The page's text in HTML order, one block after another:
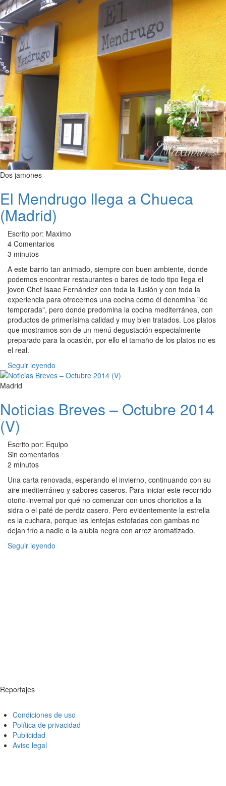
Dos jamones
El Mendrugo llega a Chueca
(Madrid)
Escrito por: Maximo
4 Comentarios
3 minutos
A este barrio tan animado, siempre con buen ambiente, donde
podemos encontrar restaurantes o bares de todo tipo llega el
joven Chef Isaac Fernández con toda la ilusión y con toda la
experiencia para ofrecernos una cocina como él denomina "de
temporada", pero donde predomina la cocina mediterránea, con
productos de primerísima calidad y muy bien tratados. Los platos
que mostramos son de un menú degustación especialmente
preparado para la ocasión, por ello el tamaño de los platos no es
el real.
Seguir leyendo
Madrid
Noticias Breves – Octubre 2014
(V)
Escrito por: Equipo
Sin comentarios
2 minutos
Una carta renovada, esperando el invierno, continuando con su
aire mediterráneo y sabores caseros. Para iniciar este recorrido
otoño-invernal por qué no comenzar con unos choricitos a la
sidra o el paté de perdiz casero. Pero evidentemente la estrella
es la cuchara, porque las lentejas estofadas con gambas no
dejan frío a nadie o la alubia negra con arroz aromatizado.
Seguir leyendo
Reportajes
Condiciones de uso
Política de privacidad
Publicidad
Aviso legal